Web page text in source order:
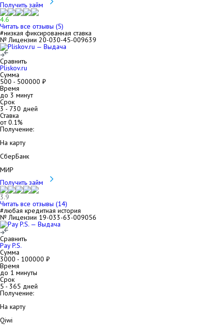
Получить займ
4.6
Читать все отзывы (5)
#низкая фиксированная ставка
№ Лицензии 20-030-45-009639
Сравнить
Pliskov.ru
Сумма
500 - 500000 ₽
Время
до 3 минут
Срок
3- 730 дней
Ставка
от0.1%
Получение:
На карту
СберБанк
МИР
Получить займ
3.9
Читать все отзывы (14)
#любая кредитная история
№ Лицензии 19-033-63-009056
Сравнить
Pay P.S.
Сумма
3000 - 100000 ₽
Время
до 1 минуты
Срок
5- 365 дней
Получение:
На карту
Qiwi